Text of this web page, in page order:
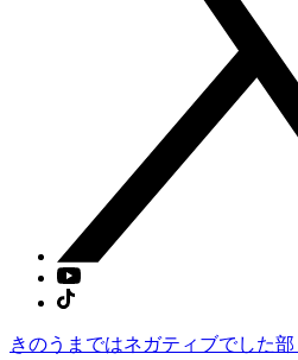
きのうまではネガティブでした部